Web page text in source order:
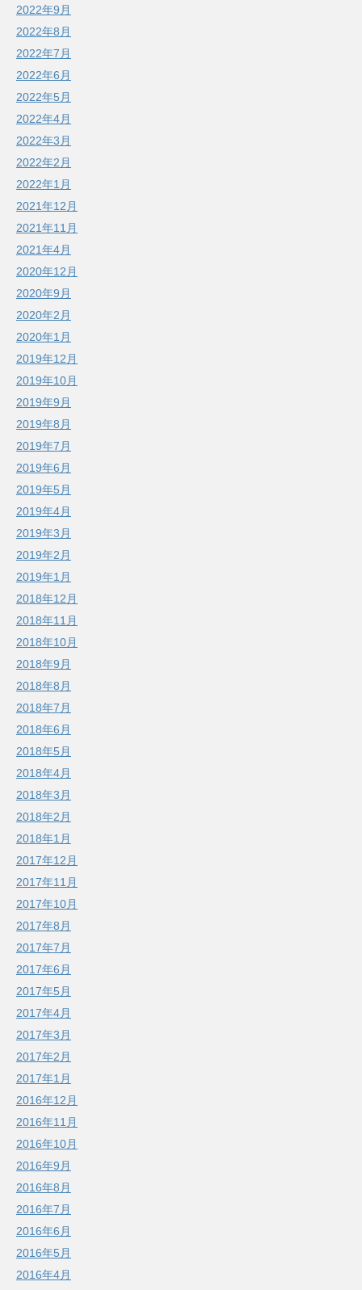
2022年9月
2022年8月
2022年7月
2022年6月
2022年5月
2022年4月
2022年3月
2022年2月
2022年1月
2021年12月
2021年11月
2021年4月
2020年12月
2020年9月
2020年2月
2020年1月
2019年12月
2019年10月
2019年9月
2019年8月
2019年7月
2019年6月
2019年5月
2019年4月
2019年3月
2019年2月
2019年1月
2018年12月
2018年11月
2018年10月
2018年9月
2018年8月
2018年7月
2018年6月
2018年5月
2018年4月
2018年3月
2018年2月
2018年1月
2017年12月
2017年11月
2017年10月
2017年8月
2017年7月
2017年6月
2017年5月
2017年4月
2017年3月
2017年2月
2017年1月
2016年12月
2016年11月
2016年10月
2016年9月
2016年8月
2016年7月
2016年6月
2016年5月
2016年4月